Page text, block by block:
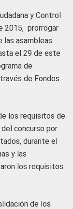
y Control
2015, prorrogar
las asambleas
el 29 de este
de
de Fondos
los requisitos de
concurso por
durante el
y las
los requisitos
de los